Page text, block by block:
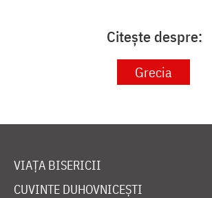
Citește despre:
Grecia
VIAȚA BISERICII
CUVINTE DUHOVNICEȘTI